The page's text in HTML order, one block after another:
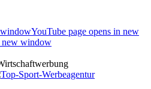
windowYouTube page opens in new
new window